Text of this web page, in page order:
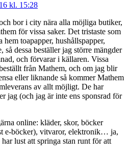
kl. 15:28
bor i city nära alla möjliga butiker,
för vissa saker. Det tristaste som
toapapper, hushållspapper,
så dessa beställer jag större mängder
och förvarar i källaren. Vissa
från Mathem, och om jag blir
eller liknande så kommer Mathem
av allt möjligt. De har
jag (och jag är inte ens sponsrad för
online: kläder, skor, böcker
e-böcker), vitvaror, elektronik… ja,
lust att springa stan runt för att